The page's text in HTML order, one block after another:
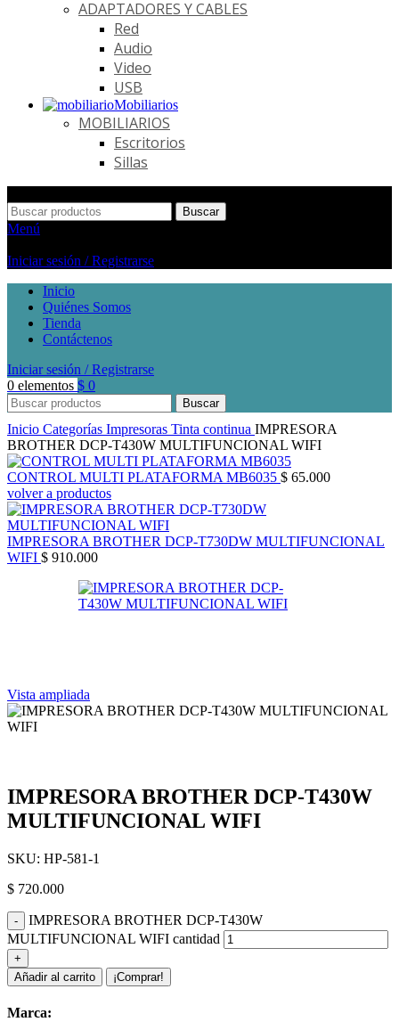
ADAPTADORES Y CABLES
Red
Audio
Video
USB
Mobiliarios
MOBILIARIOS
Escritorios
Sillas
Buscar
Menú
Iniciar sesión / Registrarse
Inicio
Quiénes Somos
Tienda
Contáctenos
Iniciar sesión / Registrarse
0 elementos $ 0
Buscar
Inicio Categorías Impresoras Tinta continua IMPRESORA
BROTHER DCP-T430W MULTIFUNCIONAL WIFI
CONTROL MULTI PLATAFORMA MB6035 $ 65.000
volver a productos
IMPRESORA BROTHER DCP-T730DW MULTIFUNCIONAL
WIFI $ 910.000
Vista ampliada
IMPRESORA BROTHER DCP-T430W
MULTIFUNCIONAL WIFI
SKU: HP-581-1
$ 720.000
IMPRESORA BROTHER DCP-T430W
MULTIFUNCIONAL WIFI cantidad
Añadir al carrito ¡Comprar!
Marca: